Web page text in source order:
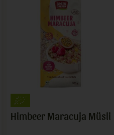
Himbeer Maracuja Müsli